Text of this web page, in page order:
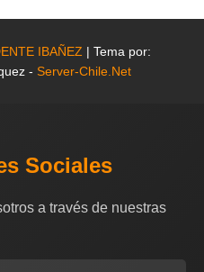
IBAÑEZ | Tema por:
- Server-Chile.Net
Sociales
a través de nuestras